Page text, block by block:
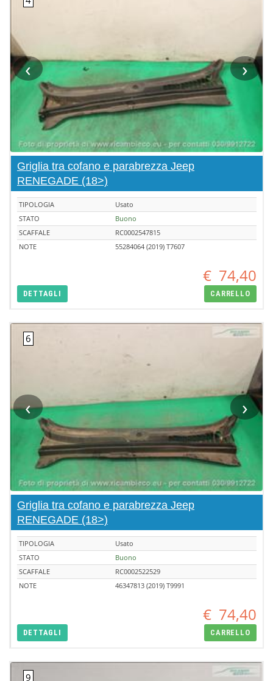
‹ ›
Griglia tra cofano e parabrezza Jeep
RENEGADE (18>)
TIPOLOGIA
Usato
STATO
Buono
SCAFFALE
RC0002547815
NOTE
55284064 (2019) T7607
€ 74,40
DETTAGLI CARRELLO
‹ ›
Griglia tra cofano e parabrezza Jeep
RENEGADE (18>)
TIPOLOGIA
Usato
STATO
Buono
SCAFFALE
RC0002522529
NOTE
46347813 (2019) T9991
€ 74,40
DETTAGLI CARRELLO